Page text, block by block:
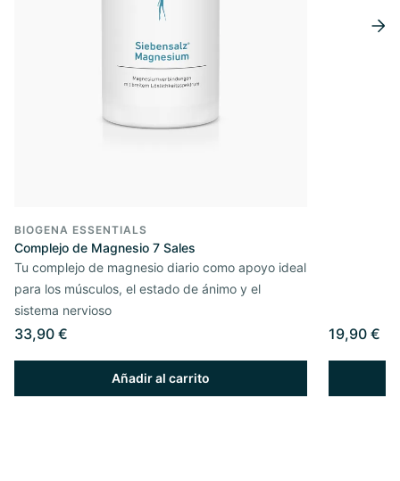
BIOGENA ESSENTIALS
Complejo de Magnesio 7 Sales
Tu complejo de magnesio diario como apoyo ideal
para los músculos, el estado de ánimo y el
sistema nervioso
33,90 €
Añadir al carrito
19,90 €